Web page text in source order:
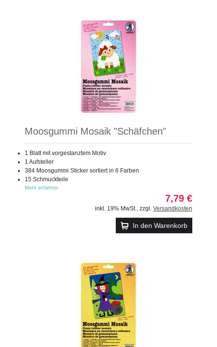
Moosgummi Mosaik "Schäfchen"
1 Blatt mit vorgestanztem Motiv
1 Aufsteller
384 Moosgummi Sticker sortiert in 6 Farben
15 Schmuckteile
Mehr erfahren
7,79 €
inkl. 19% MwSt. zzgl. Versandkosten
In den Warenkorb